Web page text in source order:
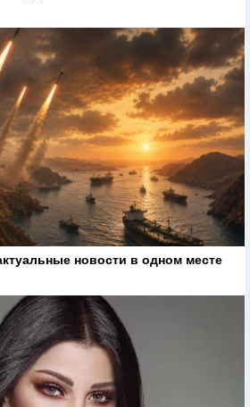
новости в одном месте